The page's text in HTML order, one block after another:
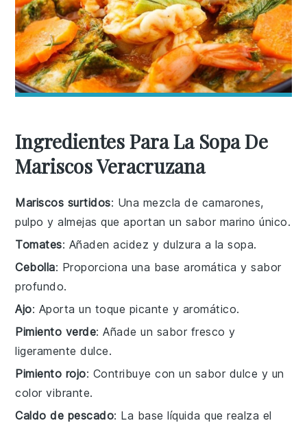
Ingredientes Para La Sopa De
Mariscos Veracruzana
Mariscos surtidos: Una mezcla de camarones,
pulpo y almejas que aportan un sabor marino único.
Tomates: Añaden acidez y dulzura a la sopa.
Cebolla: Proporciona una base aromática y sabor
profundo.
Ajo: Aporta un toque picante y aromático.
Pimiento verde: Añade un sabor fresco y
ligeramente dulce.
Pimiento rojo: Contribuye con un sabor dulce y un
color vibrante.
Caldo de pescado: La base líquida que realza el